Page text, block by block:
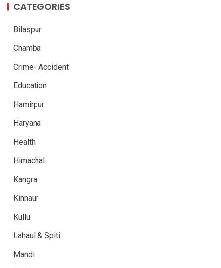
CATEGORIES
Bilaspur
Chamba
Crime- Accident
Education
Hamirpur
Haryana
Health
Himachal
Kangra
Kinnaur
Kullu
Lahaul & Spiti
Mandi